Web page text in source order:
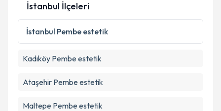
İstanbul İlçeleri
İstanbul Pembe estetik
Kadıköy Pembe estetik
Ataşehir Pembe estetik
Maltepe Pembe estetik